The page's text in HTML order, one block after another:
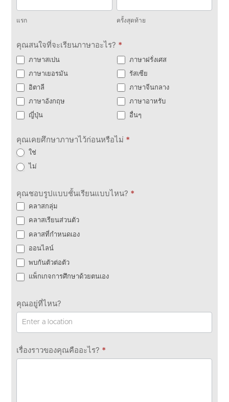
แรก
สุดท้าย
ครั้งสุดท้าย
คุณสนใจที่จะเรียนภาษาอะไร? *
ภาษาสเปน
ภาษาฝรั่งเศส
ภาษาเยอรมัน
รัสเซีย
อิตาลี
ภาษาจีนกลาง
ภาษาอังกฤษ
ภาษาอาหรับ
ญี่ปุ่น
อื่นๆ
คุณเคยศึกษาภาษาไว้ก่อนหรือไม่ *
ใช่
ไม่
คุณชอบรูปแบบชั้นเรียนแบบไหน? *
คลาสกลุ่ม
คลาสเรียนส่วนตัว
คลาสที่กำหนดเอง
ออนไลน์
พบกันตัวต่อตัว
แพ็กเกจการศึกษาด้วยตนเอง
คุณอยู่ที่ไหน?
เรื่องราวของคุณคืออะไร? *